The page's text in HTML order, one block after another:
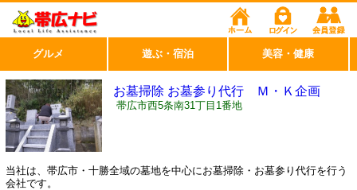
お墓掃除 お墓参り代行 Ｍ・Ｋ企画
帯広市西5条南31丁目1番地
当社は、帯広市・十勝全域の墓地を中心にお墓掃除・お墓参り代行を行う
会社です。
グルメ 遊ぶ・宿泊 美容・健康